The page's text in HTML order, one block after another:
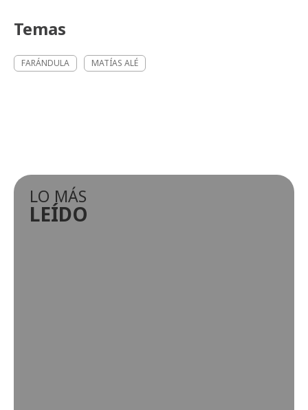
Temas
FARÁNDULA MATÍAS ALÉ
LO MÁS
LEÍDO